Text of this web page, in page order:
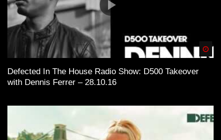
Defected In The House Radio Show: D500 Takeover
with Dennis Ferrer – 28.10.16